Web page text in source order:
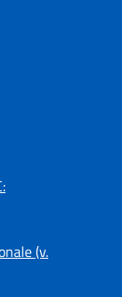
(v.